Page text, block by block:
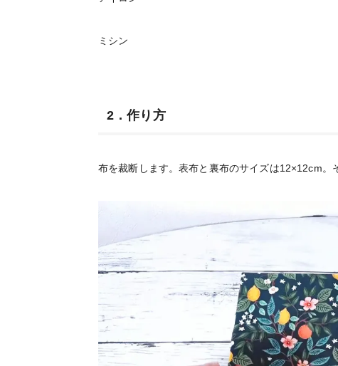
ミシン
2．作り方
布を裁断します。表布と裏布のサイズは12×12cm。